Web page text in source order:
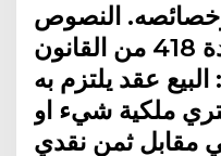
النصوص
القانونية : نصت المادة 418 من القانون
عقد يلتزم به
ملكية شيء او